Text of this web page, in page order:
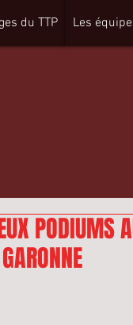
du TTP Les
PODIUMS